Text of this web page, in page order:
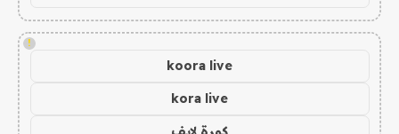
!
koora live
kora live